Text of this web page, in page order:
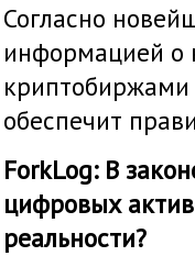
Согласно
информацией о
обеспечит
ForkLog: В
цифровых
реальности?